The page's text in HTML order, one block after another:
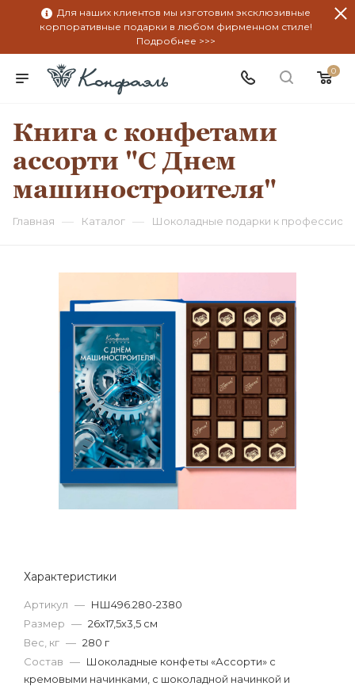
Для наших клиентов мы изготовим эксклюзивные
корпоративные подарки в любом фирменном стиле!
Подробнее >>>
0
Книга с конфетами
ассорти "С Днем
машиностроителя"
Главная — Каталог — Шоколадные подарки к
Характеристики
Артикул — НШ496.280-2380
Размер — 26х17,5х3,5 см
Вес, кг — 280 г
Состав — Шоколадные конфеты «Ассорти» с
кремовыми начинками, с шоколадной начинкой и